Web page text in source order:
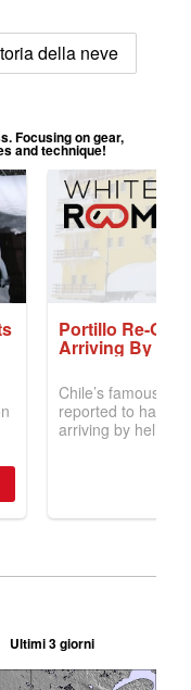
della neve
Ultimi 3 giorni